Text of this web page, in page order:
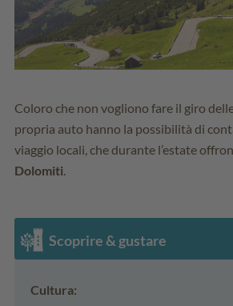
Coloro che non vogliono fare il giro
propria auto hanno la possibilità di
viaggio locali, che durante l’estate
Dolomiti.
Scoprire & gustare
Cultura: